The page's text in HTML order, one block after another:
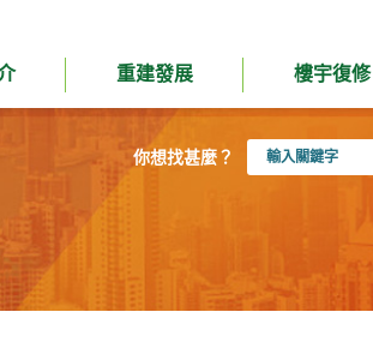
重建發展 樓宇復修
你想找甚麼？
入